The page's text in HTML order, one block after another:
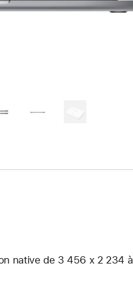
native de 3 456 x 2 234 à